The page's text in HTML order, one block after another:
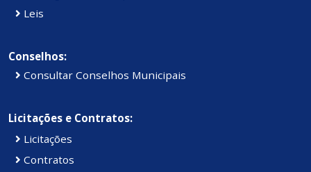
Leis
Conselhos:
Consultar Conselhos Municipais
Licitações e Contratos:
Licitações
Contratos